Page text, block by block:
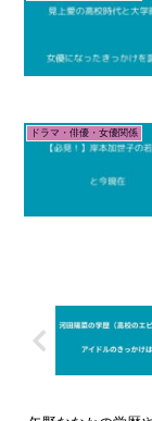
ドラマ・俳優・女優関係